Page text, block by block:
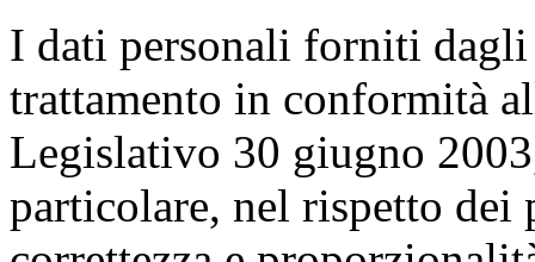
I dati personali forniti
trattamento in conformità
Legislativo 30 giugno
particolare, nel rispetto dei